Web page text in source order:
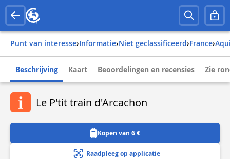
Punt van interesse› Informatie› Niet geclassificeerd› france›
Beschrijving Kaart Beoordelingen en recensies Zie
Le P'tit train d'Arcachon
Kopen van 6 €
Raadpleeg op applicatie